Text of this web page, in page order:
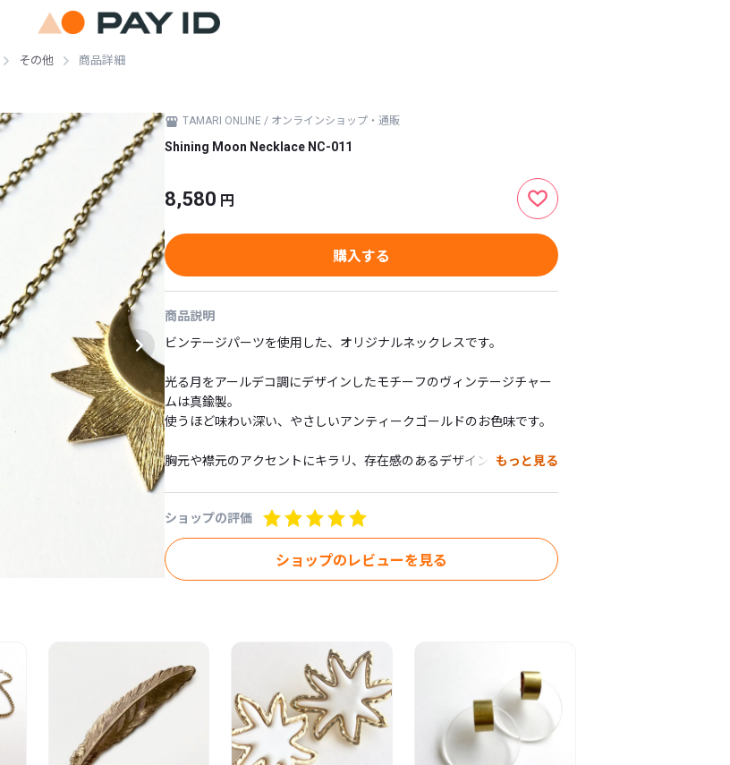
その他 商品詳細
TAMARI ONLINE / オンラインショップ・通販
Shining Moon Necklace NC-011
8,580 円
購入する
商品説明
ビンテージパーツを使用した、オリジナルネックレスです。
光る月をアールデコ調にデザインしたモチーフのヴィンテージチャー
ムは真鍮製。
使うほど味わい深い、やさしいアンティークゴールドのお色味です。
胸元や襟元のアクセントにキラリ、存在感のあるデザインです。
＜ビンテージ・アンティークの商品について＞
目立つダメージなど商品の状態については、写真、文章などで説明し
ておりますが、説明以外にも小さな傷や汚れがある場合があります。
アンティーク特有の風合いと、予めご理解とご了承をお願いいたしま
もっと見る
ショップの評価
ショップのレビューを見る